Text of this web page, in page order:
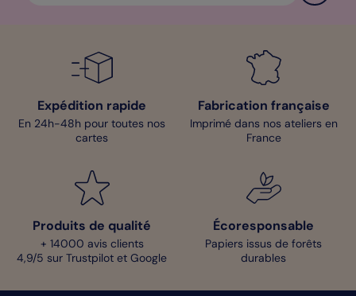
Expédition rapide
En 24h-48h pour toutes nos
cartes
Fabrication française
Imprimé dans nos ateliers en
France
Produits de qualité
+ 14000 avis clients
4,9/5 sur Trustpilot et Google
Écoresponsable
Papiers issus de forêts
durables